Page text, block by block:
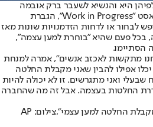
היא והנשיא לשעבר ברק אובמה
עומדים להתגרש. בראיון לפודקאסט "Work in Progress", הגברת
לבחור או לדחות הזדמנויות שונות מאז
בכל פעם שהיא "בוחרת למען עצמה",
הסתיימו.
מתקשות לאכזב אנשים", אמרה למנחת
אפילו להבין שאני מקבלת החלטה
שבעלי ואני מתגרשים. זו לא יכולה להיות
החלטות בעצמה. אבל זה מה שהחברה
"הם לא יכלו אפילו להבין שאני מקבלת החלטה למען עצמי",צילום: AP